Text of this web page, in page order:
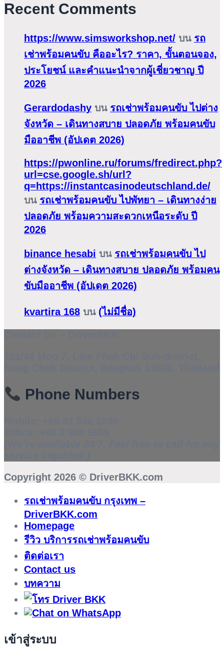
Recent Comments
https://www.simsworkshop.net/ บน รถ
เช่าพร้อมคนขับ คืออะไร? ราคา, ขั้นตอนจอง,
ประโยชน์ และคำแนะนำจากผู้เชี่ยวชาญ ปี
2026
Gerardodashy บน รถเช่าพร้อมคนขับ ไปต่าง
จังหวัด – เดินทางสบาย ปลอดภัย พร้อมคนขับ
มืออาชีพ (อัปเดต 2026)
https://pwonline.ru/forums/fredirect.php?
url=cse.google.sh/url?
q=https://instantcasinodeutschland.de/
บน รถเช่าพร้อมคนขับ ไปพัทยา – เดินทางง่าย
ปลอดภัย พร้อมความสะดวกเหนือระดับ ปี
2026
binance hesabi บน รถเช่าพร้อมคนขับ ไป
ต่างจังหวัด – เดินทางสบาย ปลอดภัย พร้อมคน
ขับมืออาชีพ (อัปเดต 2026)
kvartira 168 บน (ไม่มีชื่อ)
Phone Numbers
Copyright 2026 © DriverBKK.com
รถเช่าพร้อมคนขับ กรุงเทพ –
DriverBKK.com
Homepage
รีวิว บริการรถเช่าพร้อมคนขับ
ติดต่อเรา
Contact us
บทความ
เข้าสู่ระบบ